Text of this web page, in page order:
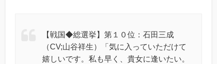
【戦国◆総選挙】第１０位：石田三成
（CV;山谷祥生）「気に入っていただけて
嬉しいです。私も早く、貴女に逢いたい。